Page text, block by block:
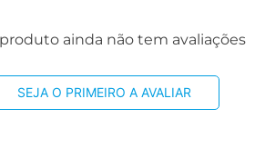
ainda não tem avaliações
SEJA O PRIMEIRO A AVALIAR